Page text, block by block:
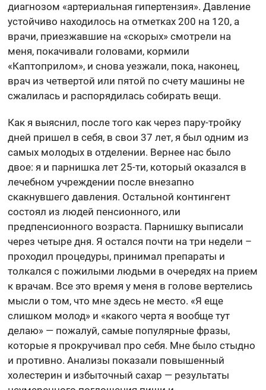
диагнозом «артериальная гипертензия». Давление
устойчиво находилось на отметках 200 на 120, а
врачи, приезжавшие на «скорых» смотрели на
меня, покачивали головами, кормили
«Каптоприлом», и снова уезжали, пока, наконец,
врач из четвертой или пятой по счету машины не
сжалилась и распорядилась собирать вещи.
Как я выяснил, после того как через пару-тройку
дней пришел в себя, в свои 37 лет, я был одним из
самых молодых в отделении. Вернее нас было
двое: я и парнишка лет 25-ти, который оказался в
лечебном учреждении после внезапно
скакнувшего давления. Остальной контингент
состоял из людей пенсионного, или
предпенсионного возраста. Парнишку выписали
через четыре дня. Я остался почти на три недели –
проходил процедуры, принимал препараты и
толкался с пожилыми людьми в очередях на прием
к врачам. Все это время у меня в голове вертелись
мысли о том, что мне здесь не место. «Я еще
слишком молод» и «какого черта я вообще тут
делаю» — пожалуй, самые популярные фразы,
которые я прокручивал про себя. Мне было стыдно
и противно. Анализы показали повышенный
холестерин и избыточный сахар — результаты